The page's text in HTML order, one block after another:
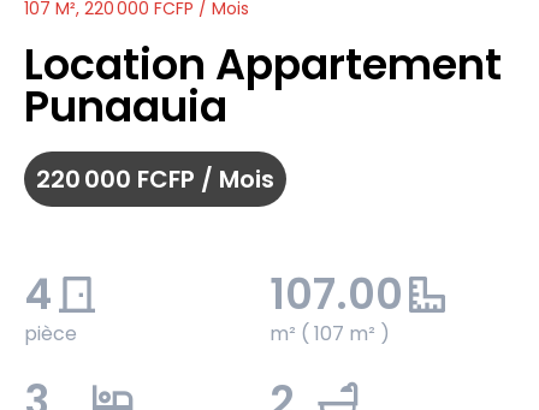
107 M², 220 000 FCFP / Mois
Location Appartement
Punaauia
220 000 FCFP / Mois
4
pièce
107.00
m² ( 107 m² )